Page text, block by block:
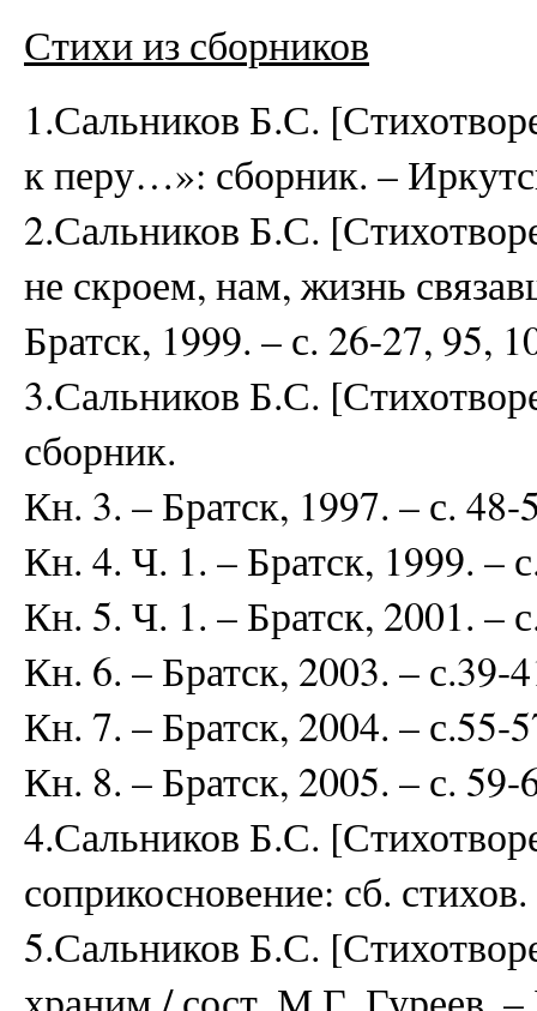
Стихи из сборников
1.Сальников Б.С.
к перу…»: сборник. –
2.Сальников Б.С.
не скроем, нам, жизнь
Братск, 1999. – с. 26-27, 95,
3.Сальников Б.С.
сборник.
Кн. 3. – Братск, 1997. – с. 48-
Кн. 4. Ч. 1. – Братск, 1999. –
Кн. 5. Ч. 1. – Братск, 2001. –
Кн. 6. – Братск, 2003. – с.39-
Кн. 7. – Братск, 2004. – с.55-
Кн. 8. – Братск, 2005. – с. 59-
4.Сальников Б.С.
соприкосновение: сб.
5.Сальников Б.С.